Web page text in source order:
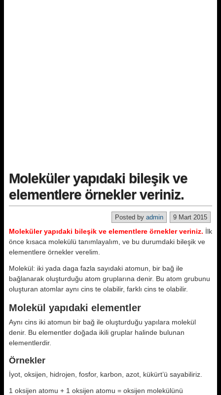
Moleküler yapıdaki bileşik ve
elementlere örnekler veriniz.
9 Mart 2015
Posted by admin
Moleküler yapıdaki bileşik ve elementlere örnekler veriniz. İlk
önce kısaca molekülü tanımlayalım, ve bu durumdaki bileşik ve
elementlere örnekler verelim.
Molekül: iki yada daga fazla sayıdaki atomun, bir bağ ile
bağlanarak oluşturduğu atom gruplarına denir. Bu atom grubunu
oluşturan atomlar aynı cins te olabilir, farklı cins te olabilir.
Molekül yapıdaki elementler
Aynı cins iki atomun bir bağ ile oluşturduğu yapılara molekül
denir. Bu elementler doğada ikili gruplar halinde bulunan
elementlerdir.
Örnekler
İyot, oksijen, hidrojen, fosfor, karbon, azot, kükürt’ü sayabiliriz.
1 oksijen atomu + 1 oksijen atomu = oksijen molekülünü